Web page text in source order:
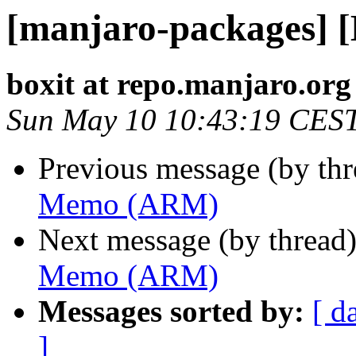
[manjaro-packages]
boxit at repo.manjaro.org
Sun May 10 10:43:19
Previous message (by
Memo (ARM)
Next message (by
Memo (ARM)
Messages sorted by: [
]